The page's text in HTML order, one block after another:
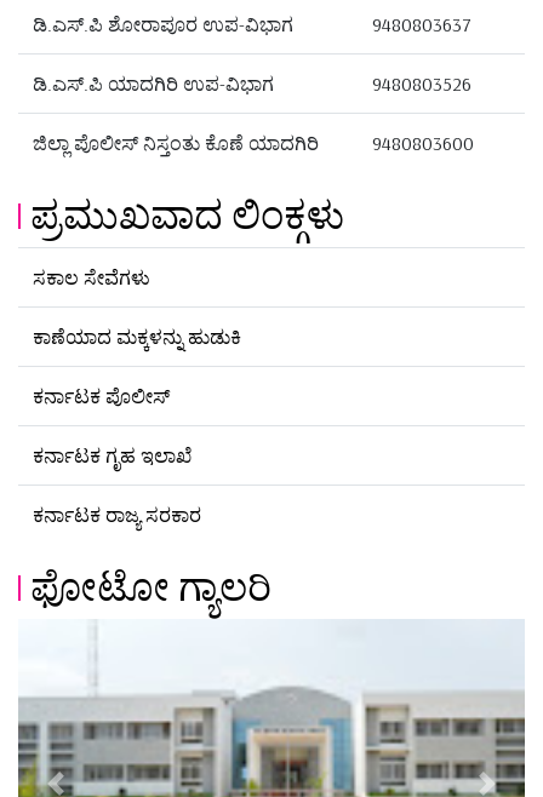
ಡಿ.ಎಸ್.ಪಿ ಶೋರಾಪೂರ ಉಪ-ವಿಭಾಗ 9480803637
ಡಿ.ಎಸ್.ಪಿ ಯಾದಗಿರಿ ಉಪ-ವಿಭಾಗ 9480803526
ಜಿಲ್ಲಾ ಪೊಲೀಸ್ ನಿಸ್ತಂತು ಕೊಣೆ ಯಾದಗಿರಿ 9480803600
ಪ್ರಮುಖವಾದ ಲಿಂಕ್ಗಳು
ಸಕಾಲ ಸೇವೆಗಳು
ಕಾಣೆಯಾದ ಮಕ್ಕಳನ್ನು ಹುಡುಕಿ
ಕರ್ನಾಟಕ ಪೊಲೀಸ್
ಕರ್ನಾಟಕ ಗೃಹ ಇಲಾಖೆ
ಕರ್ನಾಟಕ ರಾಜ್ಯ ಸರಕಾರ
ಫೋಟೋ ಗ್ಯಾಲರಿ